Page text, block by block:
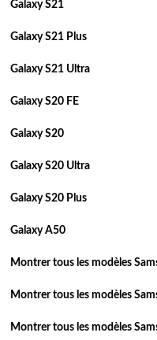
Galaxy S21
Galaxy S21 Plus
Galaxy S21 Ultra
Galaxy S20 FE
Galaxy S20
Galaxy S20 Ultra
Galaxy S20 Plus
Galaxy A50
Montrer tous les modèles
Montrer tous les modèles
Montrer tous les modèles